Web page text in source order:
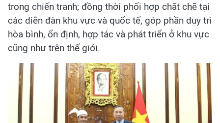
trong chiến tranh; đồng thời phối hợp chặt chẽ tại
các diễn đàn khu vực và quốc tế, góp phần duy trì
hòa bình, ổn định, hợp tác và phát triển ở khu vực
cũng như trên thế giới.